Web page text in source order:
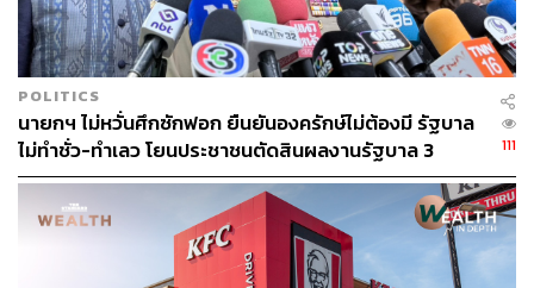
– ลดและตรึงราคาสินค้าอุปโภคบริโภคที่จำเป็นกว่า 3,000
รายการ เพื่อช่วยแบ่งเบาภาระค่าครองชีพของประชาชน
โดยซูเปอร์มาร์เก็ตในกลุ่มเซ็นทรัลร่วมโครงการกับกรมการ
ค้าภายใน กระทรวงพาณิชย์ และผู้ผลิตสินค้าในการลดราคา
5-68% ในท็อปส์ทุกสาขาทั่วประเทศ ตลอดปี 2563 และการ
ตรึงราคาสินค้าอุปโภคบริโภคอีกกว่า 23,000 รายการ ตั้งแต่
วันที่ 15 มีนาคม โดยจะไม่มีการขึ้นราคาในช่วง 90 วัน
– ลดราคาอาหาร 20% ในศูนย์อาหาร 87 แห่ง ใน 43 จังหวัด
โดยจัดให้มีอาหารราคาพิเศษ เริ่มต้นที่ 19 บาท ที่เซ็นทรัลฟู้ด
คอร์ท 33 แห่ง โรบินสันฟู้ดคอร์ท 24 แห่ง และท็อปส์ฟู้ดคอร์ท
POLITICS
นายกฯ ไม่หวั่นศึกซักฟอก ยืนยันองครักษ์ไม่ต้องมี รัฐบาล
ไม่ทำชั่ว-ทำเลว โยนประชาชนตัดสินผลงานรัฐบาล 3
เดือน
111